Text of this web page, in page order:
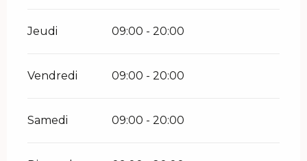
Jeudi 09:00 - 20:00
Vendredi 09:00 - 20:00
Samedi 09:00 - 20:00